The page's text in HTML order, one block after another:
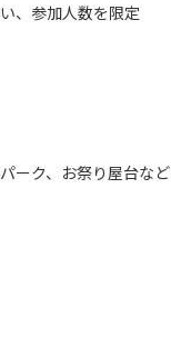
、参加人数を限定
ーク、お祭り屋台など